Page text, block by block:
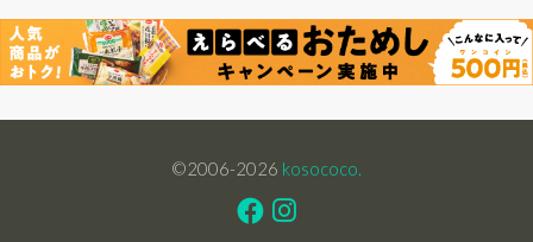
©2006-2026 kosococo.
FacebookInstagram